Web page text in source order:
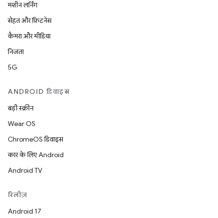
मशीन लर्निंग
सेहत और फ़िटनेस
कैमरा और मीडिया
निजता
5G
ANDROID डिवाइस
बड़ी स्क्रीन
Wear OS
ChromeOS डिवाइस
कार के लिए Android
Android TV
रिलीज़
Android 17